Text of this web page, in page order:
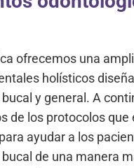
ofrecemos una
holísticos
y general. A
de los protocolos que
ayudar a los
de una manera